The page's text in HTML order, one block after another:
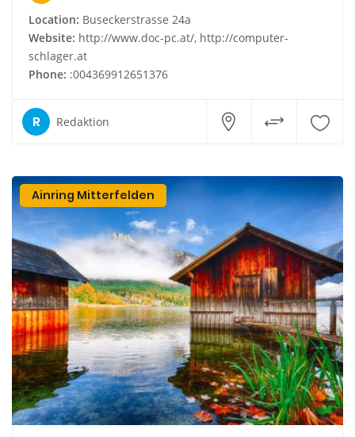
Location: Buseckerstrasse 24a
Website: http://www.doc-pc.at/, http://computer-
schlager.at
Phone: :004369912651376
R Redaktion
Ainring Mitterfelden